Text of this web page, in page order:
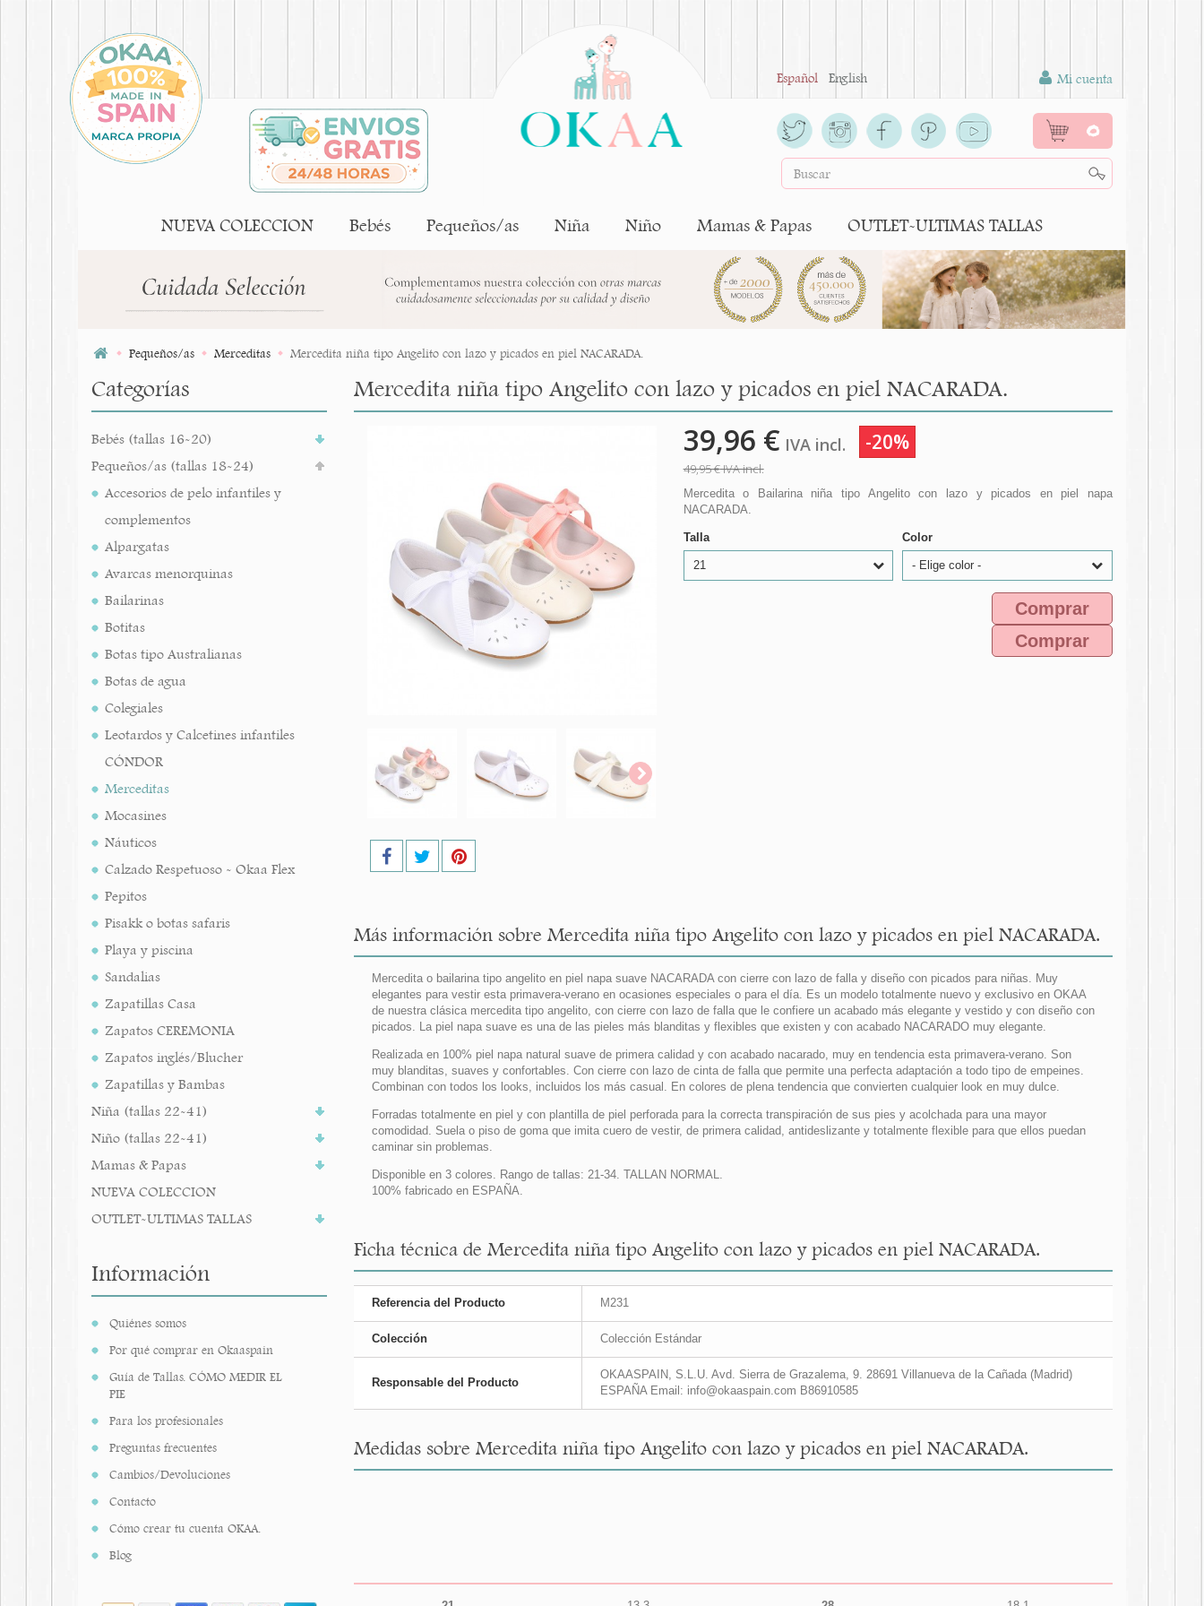
Español English Mi cuenta
0
NUEVA COLECCION Bebés Pequeños/as Niña Niño Mamas & Papas OUTLET-ULTIMAS TALLAS
Pequeños/as Merceditas Mercedita niña tipo Angelito con lazo y picados en piel NACARADA.
Categorías
Bebés (tallas 16-20)
Pequeños/as (tallas 18-24)
Accesorios de pelo infantiles y
complementos
Alpargatas
Avarcas menorquinas
Bailarinas
Botitas
Botas tipo Australianas
Botas de agua
Colegiales
Leotardos y Calcetines infantiles
CÓNDOR
Merceditas
Mocasines
Náuticos
Calzado Respetuoso - Okaa Flex
Pepitos
Pisakk o botas safaris
Playa y piscina
Sandalias
Zapatillas Casa
Zapatos CEREMONIA
Zapatos inglés/Blucher
Zapatillas y Bambas
Niña (tallas 22-41)
Niño (tallas 22-41)
Mamas & Papas
NUEVA COLECCION
OUTLET-ULTIMAS TALLAS
Información
Quiénes somos
Por qué comprar en Okaaspain
Guía de Tallas. CÓMO MEDIR EL
PIE
Para los profesionales
Preguntas frecuentes
Cambios/Devoluciones
Contacto
Cómo crear tu cuenta OKAA.
Blog
Mercedita niña tipo Angelito con lazo y picados en piel NACARADA.
39,96 € IVA incl. -20%
49,95 €IVA incl.
Mercedita o Bailarina niña tipo Angelito con lazo y picados en piel napa
NACARADA.
Talla
21
Color
- Elige color -
Comprar
Comprar
Más información sobre Mercedita niña tipo Angelito con lazo y picados en piel NACARADA.
Mercedita o bailarina tipo angelito en piel napa suave NACARADA con cierre con lazo de falla y diseño con picados para niñas. Muy
elegantes para vestir esta primavera-verano en ocasiones especiales o para el día. Es un modelo totalmente nuevo y exclusivo en OKAA
de nuestra clásica mercedita tipo angelito, con cierre con lazo de falla que le confiere un acabado más elegante y vestido y con diseño con
picados. La piel napa suave es una de las pieles más blanditas y flexibles que existen y con acabado NACARADO muy elegante.
Realizada en 100% piel napa natural suave de primera calidad y con acabado nacarado, muy en tendencia esta primavera-verano. Son
muy blanditas, suaves y confortables. Con cierre con lazo de cinta de falla que permite una perfecta adaptación a todo tipo de empeines.
Combinan con todos los looks, incluidos los más casual. En colores de plena tendencia que convierten cualquier look en muy dulce.
Forradas totalmente en piel y con plantilla de piel perforada para la correcta transpiración de sus pies y acolchada para una mayor
comodidad. Suela o piso de goma que imita cuero de vestir, de primera calidad, antideslizante y totalmente flexible para que ellos puedan
caminar sin problemas.
Disponible en 3 colores. Rango de tallas: 21-34. TALLAN NORMAL.
100% fabricado en ESPAÑA.
Ficha técnica de Mercedita niña tipo Angelito con lazo y picados en piel NACARADA.
Referencia del Producto M231
Colección Colección Estándar
Responsable del Producto
OKAASPAIN, S.L.U. Avd. Sierra de Grazalema, 9. 28691 Villanueva de la Cañada (Madrid)
ESPAÑA Email: info@okaaspain.com B86910585
Medidas sobre Mercedita niña tipo Angelito con lazo y picados en piel NACARADA.